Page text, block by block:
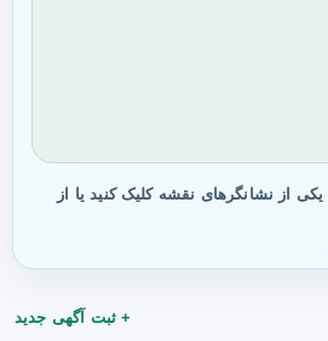
از نشانگرهای نقشه کلیک کنید یا از
+ ثبت آگهی جدید